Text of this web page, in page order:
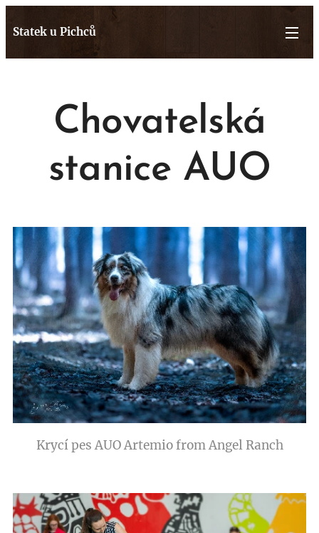
Statek u Pichců
Chovatelská
stanice AUO
Krycí pes AUO Artemio from Angel Ranch